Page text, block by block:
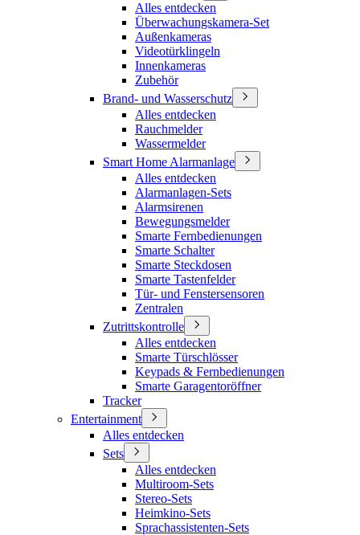
Alles entdecken
Überwachungskamera-Set
Außenkameras
Videotürklingeln
Innenkameras
Zubehör
Brand- und Wasserschutz
Alles entdecken
Rauchmelder
Wassermelder
Smart Home Alarmanlage
Alles entdecken
Alarmanlagen-Sets
Alarmsirenen
Bewegungsmelder
Smarte Fernbedienungen
Smarte Schalter
Smarte Steckdosen
Smarte Tastenfelder
Tür- und Fenstersensoren
Zentralen
Zutrittskontrolle
Alles entdecken
Smarte Türschlösser
Keypads & Fernbedienungen
Smarte Garagentoröffner
Tracker
Entertainment
Alles entdecken
Sets
Alles entdecken
Multiroom-Sets
Stereo-Sets
Heimkino-Sets
Sprachassistenten-Sets